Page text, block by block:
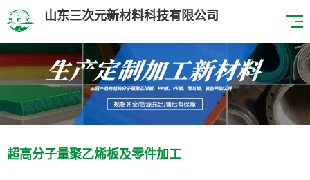
山东三次元新材料科技有限公司
超高分子量聚乙烯板及零件加工